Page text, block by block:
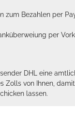
zum Bezahlen per
per
DHL eine
von Ihnen,
lassen.